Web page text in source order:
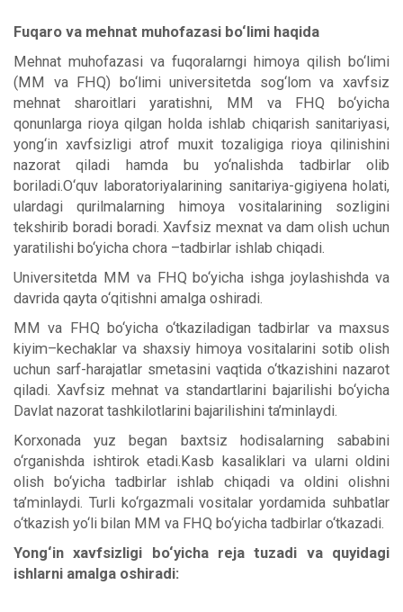
Fuqaro va mehnat muhofazasi bo‘limi haqida
Mehnat muhofazasi va fuqoralarngi himoya qilish bo‘limi
(MM va FHQ) bo‘limi universitetda sog‘lom va xavfsiz
mehnat sharoitlari yaratishni, MM va FHQ bo‘yicha
qonunlarga rioya qilgan holda ishlab chiqarish sanitariyasi,
yong‘in xavfsizligi atrof muxit tozaligiga rioya qilinishini
nazorat qiladi hamda bu yo‘nalishda tadbirlar olib
boriladi.O‘quv laboratoriyalarining sanitariya-gigiyena holati,
ulardagi qurilmalarning himoya vositalarining sozligini
tekshirib boradi boradi. Xavfsiz mexnat va dam olish uchun
yaratilishi bo‘yicha chora –tadbirlar ishlab chiqadi.
Universitetda MM va FHQ bo‘yicha ishga joylashishda va
davrida qayta o‘qitishni amalga oshiradi.
MM va FHQ bo‘yicha o‘tkaziladigan tadbirlar va maxsus
kiyim–kechaklar va shaxsiy himoya vositalarini sotib olish
uchun sarf-harajatlar smetasini vaqtida o‘tkazishini nazarot
qiladi. Xavfsiz mehnat va standartlarini bajarilishi bo‘yicha
Davlat nazorat tashkilotlarini bajarilishini ta’minlaydi.
Korxonada yuz began baxtsiz hodisalarning sababini
o‘rganishda ishtirok etadi.Kasb kasaliklari va ularni oldini
olish bo‘yicha tadbirlar ishlab chiqadi va oldini olishni
ta’minlaydi. Turli ko‘rgazmali vositalar yordamida suhbatlar
o‘tkazish yo‘li bilan MM va FHQ bo‘yicha tadbirlar o‘tkazadi.
Yong‘in xavfsizligi bo‘yicha reja tuzadi va quyidagi
ishlarni amalga oshiradi: